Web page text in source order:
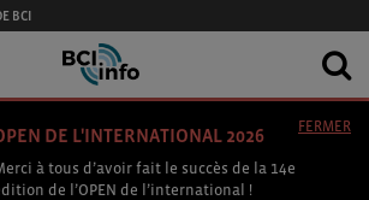
BCI
DE L'INTERNATIONAL 2026
à tous d’avoir fait le succès de la 14e
de l’OPEN de l’international !
FERMER